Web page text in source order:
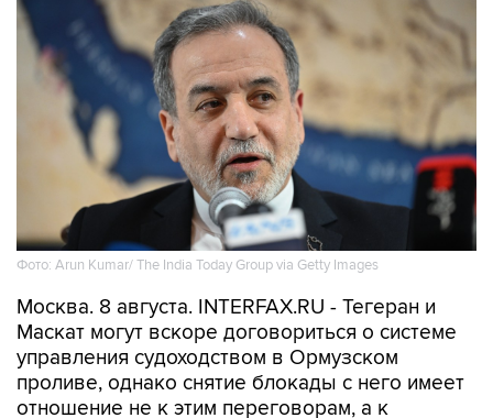
Фото: Arun Kumar/ The India Today Group via Getty Images
Москва. 8 августа. INTERFAX.RU - Тегеран и
Маскат могут вскоре договориться о системе
управления судоходством в Ормузском
проливе, однако снятие блокады с него имеет
отношение не к этим переговорам, а к